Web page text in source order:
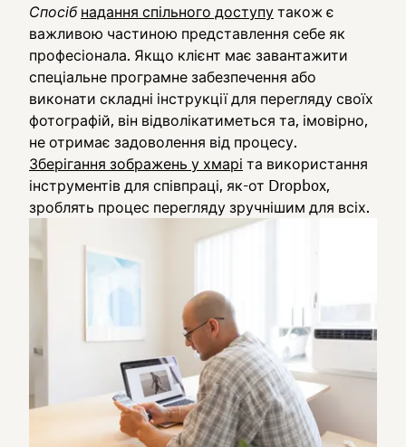
Спосіб надання спільного доступу також є
важливою частиною представлення себе як
професіонала. Якщо клієнт має завантажити
спеціальне програмне забезпечення або
виконати складні інструкції для перегляду своїх
фотографій, він відволікатиметься та, імовірно,
не отримає задоволення від процесу.
Зберігання зображень у хмарі та використання
інструментів для співпраці, як-от Dropbox,
зроблять процес перегляду зручнішим для всіх.